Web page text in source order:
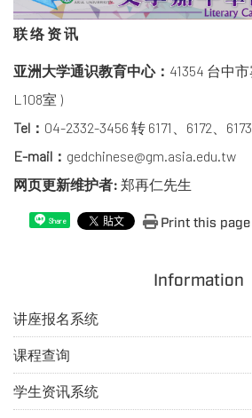
联 络 资 讯
亚洲大学通识教育中心： 41354 台中
L108室 )
Tel： 04-2332-3456 转 6171、6172、6173
E-mail： gedchinese@gm.asia.edu.tw
网页更新维护者: 郑再仁先生
Share Print this page
Information
讲座报名系统
课程查询
学生资讯系统